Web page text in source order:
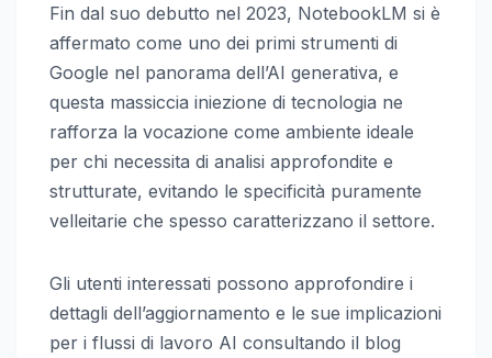
Fin dal suo debutto nel 2023, NotebookLM si è
affermato come uno dei primi strumenti di
Google nel panorama dell’AI generativa, e
questa massiccia iniezione di tecnologia ne
rafforza la vocazione come ambiente ideale
per chi necessita di analisi approfondite e
strutturate, evitando le specificità puramente
velleitarie che spesso caratterizzano il settore.
Gli utenti interessati possono approfondire i
dettagli dell’aggiornamento e le sue implicazioni
per i flussi di lavoro AI consultando il blog